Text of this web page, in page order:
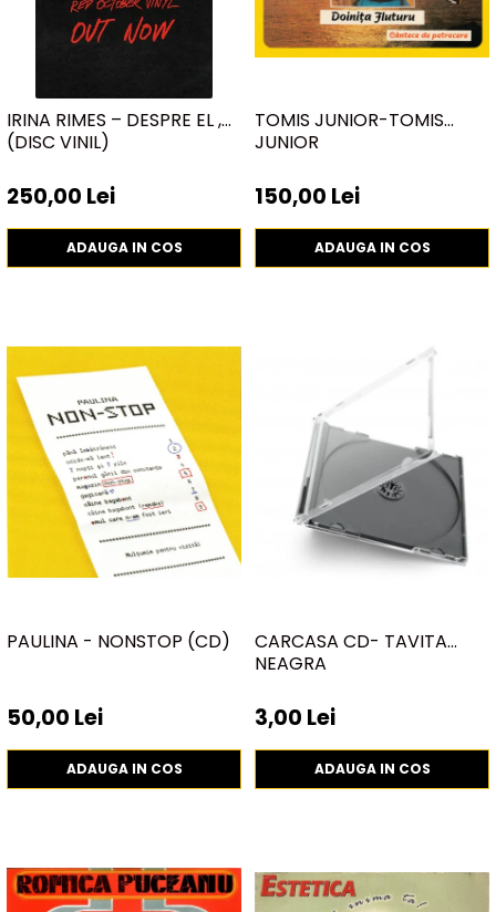
Viniluri Românești
Colecția Electrecord
IRINA RIMES – DESPRE EL ,
(DISC VINIL)
250,00 Lei
ADAUGA IN COS
TOMIS JUNIOR-TOMIS
JUNIOR
150,00 Lei
ADAUGA IN COS
PAULINA - NONSTOP (CD)
50,00 Lei
ADAUGA IN COS
CARCASA CD- TAVITA
NEAGRA
3,00 Lei
ADAUGA IN COS